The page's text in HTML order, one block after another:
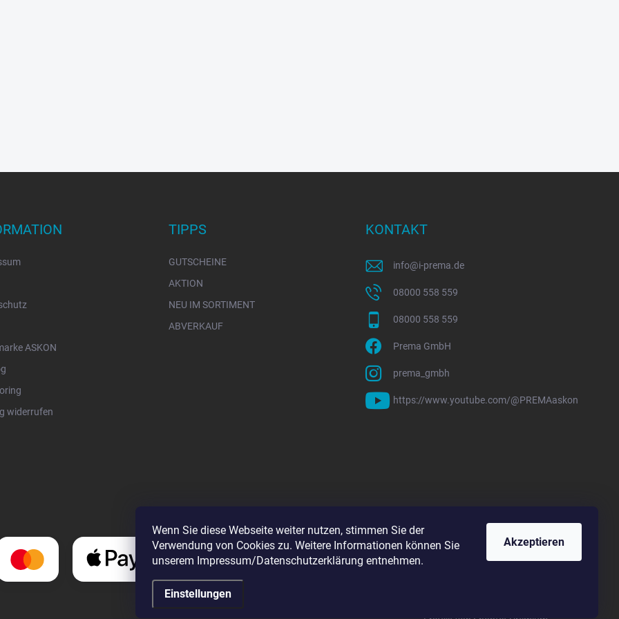
Wenn Sie diese Webseite weiter nutzen, stimmen Sie der
Verwendung von Cookies zu. Weitere Informationen können Sie
unserem Impressum/Datenschutzerklärung entnehmen.
Einstellungen
Akzeptieren
ASKON
widerrufen
TIPPS
GUTSCHEINE
AKTION
NEU IM SORTIMENT
ABVERKAUF
KONTAKT
info@i-prema.de
08000 558 559
08000 558 559
Prema GmbH
prema_gmbh
https://www.youtube.com/@PREMAaskon